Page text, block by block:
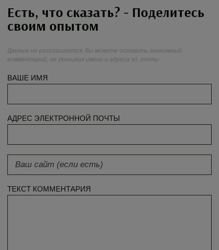
Есть, что сказать? - Поделитесь
своим опытом
Данные не разглашаются. Вы можете оставить анонимный
комментарий, не указывая имени и адреса эл. почты
ВАШЕ ИМЯ
АДРЕС ЭЛЕКТРОННОЙ ПОЧТЫ
ТЕКСТ КОММЕНТАРИЯ